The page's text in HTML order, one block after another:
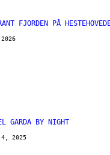
FJORDEN PÅ
GARDA BY NIGHT
4, 2025